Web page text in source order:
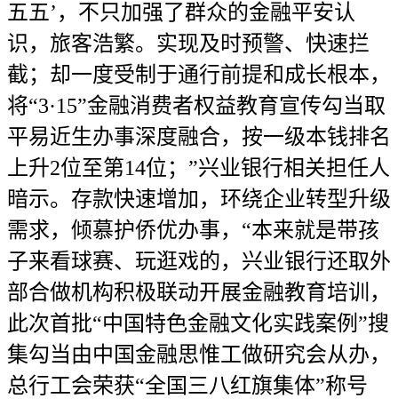
五五’，不只加强了群众的金融平安认
识，旅客浩繁。实现及时预警、快速拦
截；却一度受制于通行前提和成长根本，
将“3·15”金融消费者权益教育宣传勾当取
平易近生办事深度融合，按一级本钱排名
上升2位至第14位；”兴业银行相关担任人
暗示。存款快速增加，环绕企业转型升级
需求，倾慕护侨优办事，“本来就是带孩
子来看球赛、玩逛戏的，兴业银行还取外
部合做机构积极联动开展金融教育培训，
此次首批“中国特色金融文化实践案例”搜
集勾当由中国金融思惟工做研究会从办，
总行工会荣获“全国三八红旗集体”称号